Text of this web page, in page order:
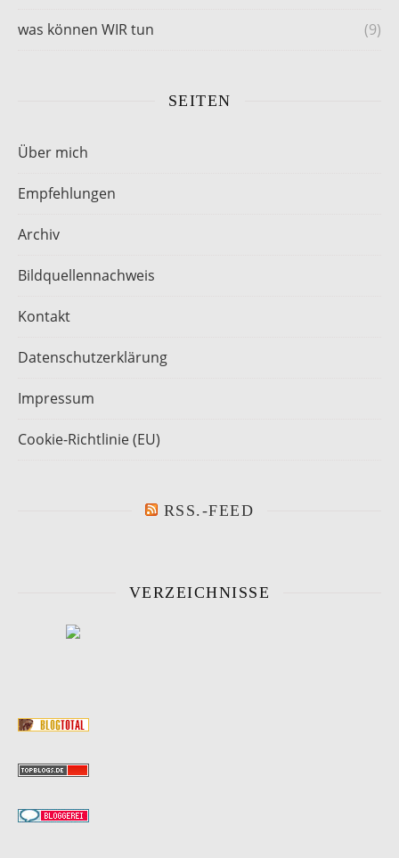
was können WIR tun (9)
SEITEN
Über mich
Empfehlungen
Archiv
Bildquellennachweis
Kontakt
Datenschutzerklärung
Impressum
Cookie-Richtlinie (EU)
RSS.-FEED
VERZEICHNISSE